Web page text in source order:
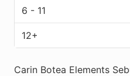
6 - 11
12+
Carin Botea Elements